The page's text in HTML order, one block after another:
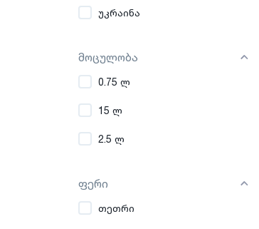
უკრაინა
მოცულობა
0.75 ლ
15 ლ
2.5 ლ
ფერი
თეთრი